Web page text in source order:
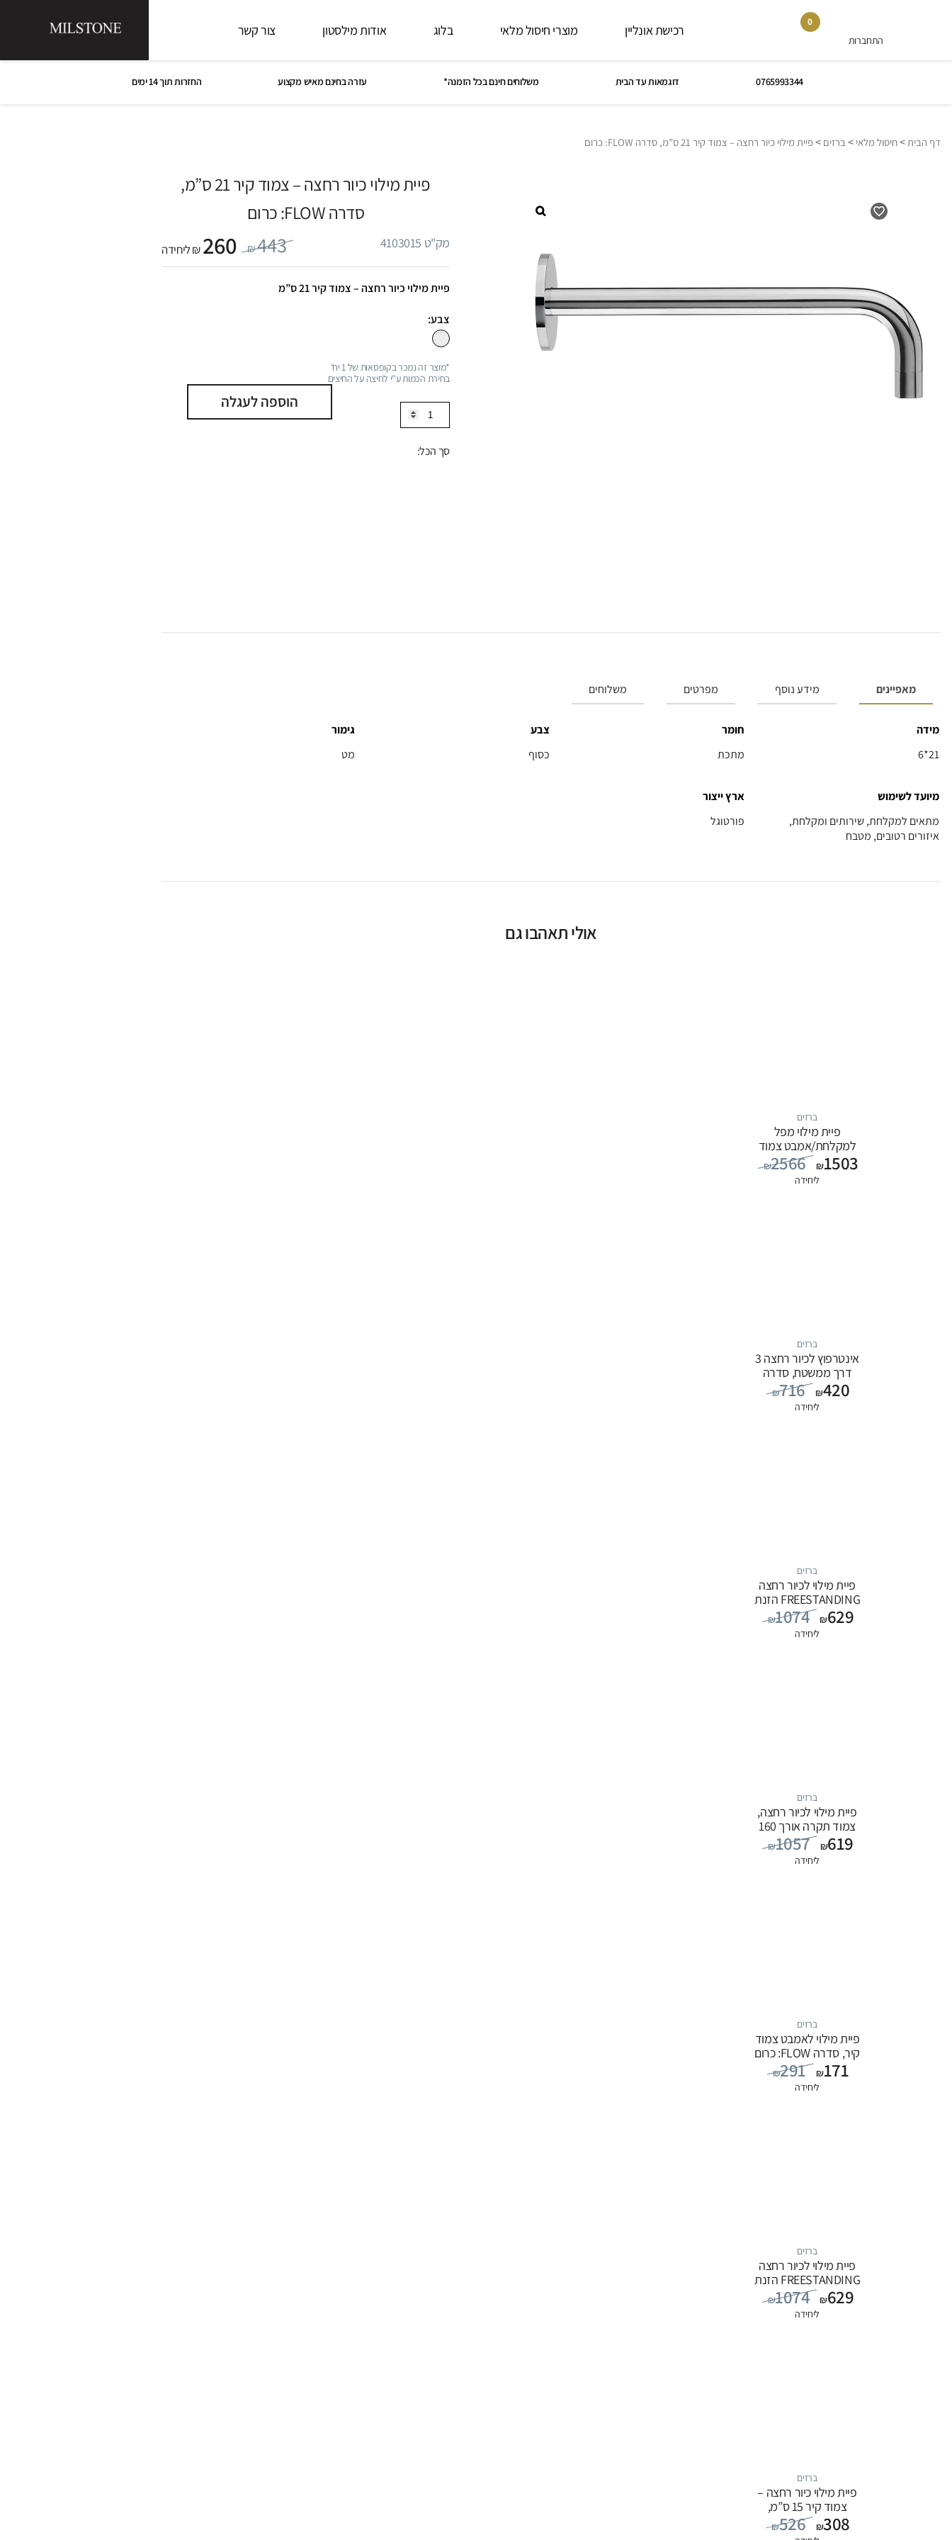
התחברות
0
רכישת אונליין מוצרי חיסול מלאי בלוג אודות מילסטון צור קשר
0765993344 דוגמאות עד הבית משלוחים חינם בכל הזמנה* עזרה בחינם מאיש מקצוע החזרות תוך 14 ימים
דף הבית>חיסול מלאי > ברזים >פיית מילוי כיור רחצה – צמוד קיר 21 ס”מ, סדרה FLOW: כרום
פיית מילוי כיור רחצה – צמוד קיר 21 ס”מ,
סדרה FLOW: כרום
מק"ט 4103015 260₪ ליחידה 443
₪
פיית מילוי כיור רחצה – צמוד קיר 21 ס”מ
צבע:
*מוצר זה נמכר בקופסאות של 1 יח'
בחירת הכמות ע"י לחיצה על החיצים
כמות
מילוי
סך הכל:
הוספה לעגלה
מאפיינים מידע נוסף מפרטים משלוחים
מידה
6*21
חומר
מתכת
צבע
כסוף
גימור
מט
מיועד לשימוש
מתאים למקלחת, שירותים ומקלחת,
איזורים רטובים, מטבח
ארץ ייצור
פורטוגל
אולי תאהבו גם
ברזים
פיית מילוי מפל
למקלחת/אמבט צמוד
קיר, סדרה ITAP: כרום
₪2566 ₪1503
ליחידה
ברזים
אינטרפוץ לכיור רחצה 3
דרך ממשטח, סדרה
FLOW: כרום
₪716 ₪420
ליחידה
ברזים
פיית מילוי לכיור רחצה
FREESTANDING הזנת
מים מהרצפה, סדרה
FLOW: שחור
₪1074 ₪629
ליחידה
ברזים
פיית מילוי לכיור רחצה,
צמוד תקרה אורך 160
שחור
₪1057 ₪619
ליחידה
ברזים
פיית מילוי לאמבט צמוד
קיר, סדרה FLOW: כרום
₪291 ₪171
ליחידה
ברזים
פיית מילוי לכיור רחצה
FREESTANDING הזנת
מים מהרצפה, סדרה
FLOW: לבן
₪1074 ₪629
ליחידה
ברזים
פיית מילוי כיור רחצה –
צמוד קיר 15 ס”מ,
סדרה FLOW: שחור
₪526 ₪308